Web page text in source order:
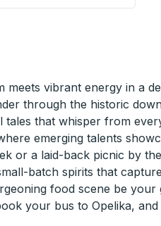
vibrant energy in a
through the historic
that whisper from
emerging talents
or a laid-back picnic by
batch spirits that
food scene be
your bus to Opelika,